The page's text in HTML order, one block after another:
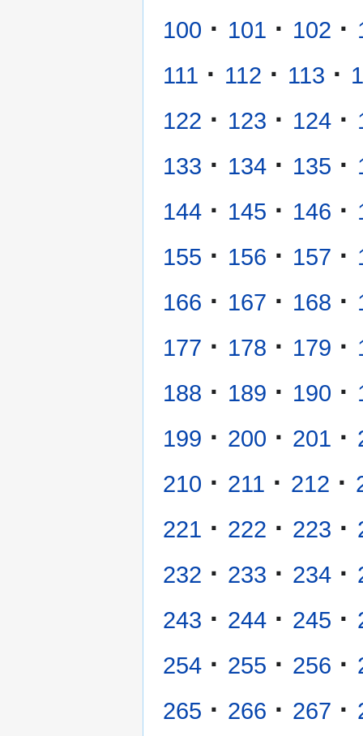
100 · 101 · 102 ·
111 · 112 · 113 ·
122 · 123 · 124 ·
133 · 134 · 135 ·
144 · 145 · 146 ·
155 · 156 · 157 ·
166 · 167 · 168 ·
177 · 178 · 179 ·
188 · 189 · 190 ·
199 · 200 · 201 ·
210 · 211 · 212 ·
221 · 222 · 223 ·
232 · 233 · 234 ·
243 · 244 · 245 ·
254 · 255 · 256 ·
265 · 266 · 267 ·